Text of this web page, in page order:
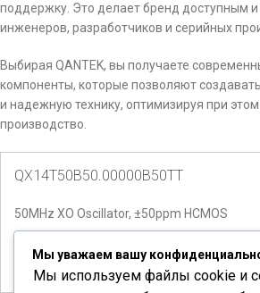
поддержку. Это делает бренд доступным
инженеров, разработчиков и серийных
Выбирая QANTEK, вы получаете
компоненты, которые позволяют
и надежную технику, оптимизируя при
производство.
QX14T50B50.00000B50TT
50MHz XO Oscillator, ±50ppm HCMOS
Количество доступно:2
Мы уважаем вашу
Мы используем файлы cookie и